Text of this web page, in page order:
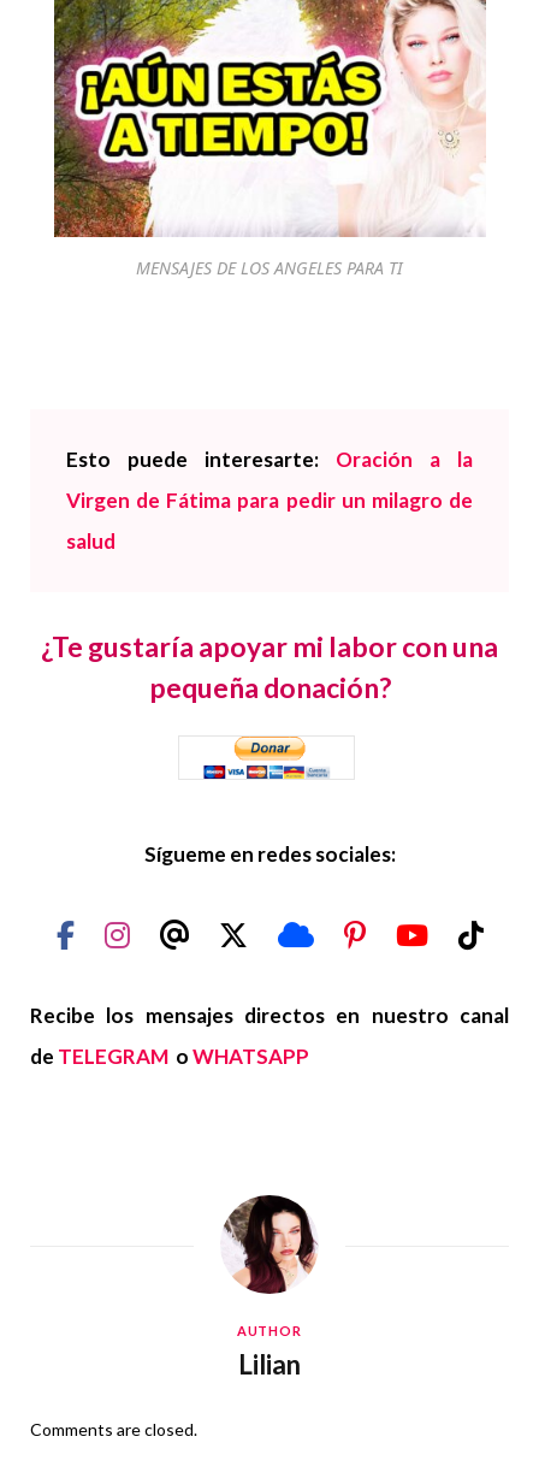
MENSAJES DE LOS ANGELES PARA TI
Esto puede interesarte: Oración a la
Virgen de Fátima para pedir un milagro de
salud
¿Te gustaría apoyar mi labor con una
pequeña donación?
Sígueme en redes sociales:
Recibe los mensajes directos en nuestro canal
de TELEGRAM oWHATSAPP
AUTHOR
Lilian
Comments are closed.